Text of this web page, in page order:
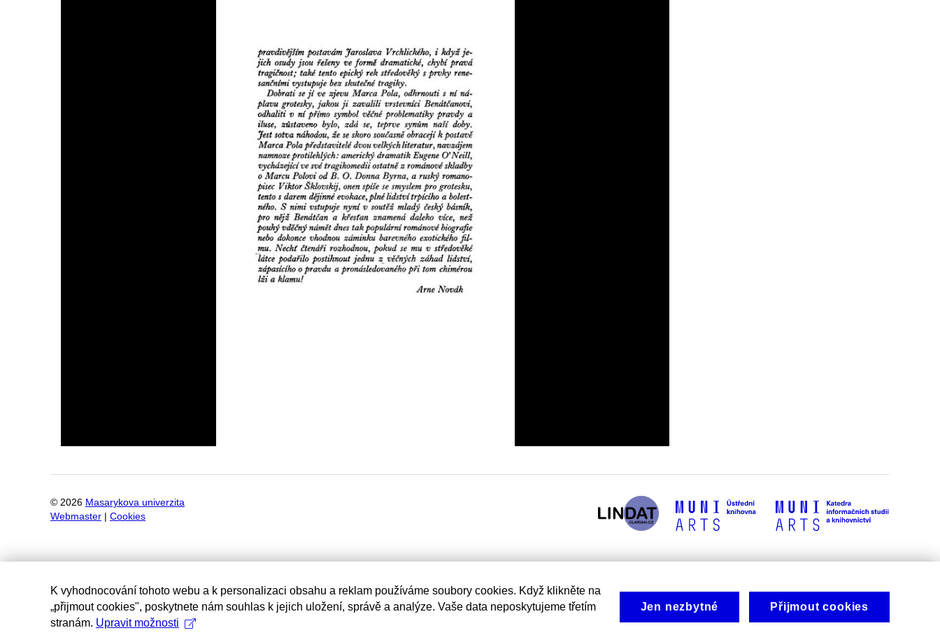
© 2026 Masarykova univerzita
Webmaster
Cookies
K vyhodnocování tohoto webu a k personalizaci obsahu a reklam používáme soubory cookies. Když klikněte na
„přijmout cookies", poskytnete nám souhlas k jejich uložení, správě a analýze. Vaše data neposkytujeme třetím
stranám. Upravit možnosti
Jen nezbytné Přijmout cookies